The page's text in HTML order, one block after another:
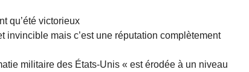
qu’été victorieux
invincible mais c’est une réputation complètement
militaire des États-Unis « est érodée à un niveau